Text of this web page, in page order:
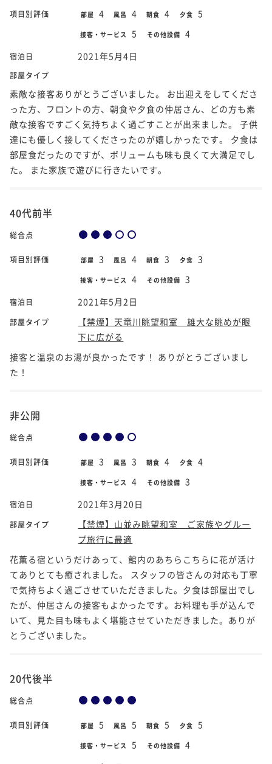
項目別評価 部屋 4 風呂 4 朝食 4 夕食 5
接客・サービス 5 その他設備 4
宿泊日 2021年5月4日
部屋タイプ
素敵な接客ありがとうございました。 お出迎えをしてくださ
った方、フロントの方、朝食や夕食の仲居さん、どの方も素
敵な接客ですごく気持ちよく過ごすことが出来ました。 子供
達にも優しく接してくださったのが嬉しかったです。 夕食は
部屋食だったのですが、ボリュームも味も良くて大満足でし
た。 また家族で遊びに行きたいです。
40代前半
総合点
項目別評価 部屋 3 風呂 4 朝食 3 夕食 3
接客・サービス 4 その他設備 3
宿泊日 2021年5月2日
部屋タイプ
【禁煙】天竜川眺望和室 雄大な眺めが眼
下に広がる
接客と温泉のお湯が良かったです！ ありがとうございまし
た！
非公開
総合点
項目別評価 部屋 3 風呂 3 朝食 4 夕食 4
接客・サービス 4 その他設備 3
宿泊日 2021年3月20日
部屋タイプ
【禁煙】山並み眺望和室 ご家族やグルー
プ旅行に最適
花薫る宿というだけあって、館内のあちらこちらに花が活け
てありとても癒されました。 スタッフの皆さんの対応も丁寧
で気持ちよく過ごさせていただきました。夕食は部屋出でし
たが、仲居さんの接客もよかったです。お料理も手が込んで
いて、見た目も味もよく堪能させていただきました。ありが
とうございました。
20代後半
総合点
項目別評価 部屋 5 風呂 5 朝食 5 夕食 5
接客・サービス 5 その他設備 4